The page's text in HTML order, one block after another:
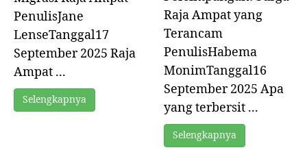
PenulisJane
LenseTanggal17
September 2025 Raja
Ampat ...
Selengkapnya
Raja Ampat yang
Terancam
PenulisHabema
MonimTanggal16
September 2025 Apa
yang terbersit ...
Selengkapnya